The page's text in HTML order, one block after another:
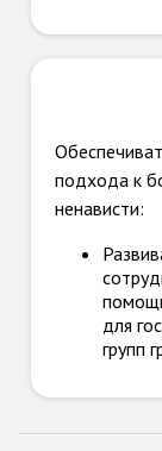
подхода к
ненависти:
для
групп